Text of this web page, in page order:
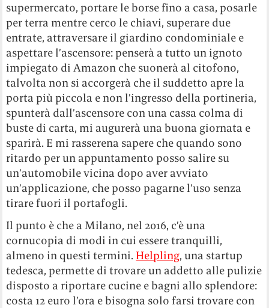
supermercato, portare le borse fino a casa, posarle
per terra mentre cerco le chiavi, superare due
entrate, attraversare il giardino condominiale e
aspettare l’ascensore: penserà a tutto un ignoto
impiegato di Amazon che suonerà al citofono,
talvolta non si accorgerà che il suddetto apre la
porta più piccola e non l’ingresso della portineria,
spunterà dall’ascensore con una cassa colma di
buste di carta, mi augurerà una buona giornata e
sparirà. E mi rasserena sapere che quando sono
ritardo per un appuntamento posso salire su
un’automobile vicina dopo aver avviato
un’applicazione, che posso pagarne l’uso senza
tirare fuori il portafogli.
Il punto è che a Milano, nel 2016, c’è una
cornucopia di modi in cui essere tranquilli,
almeno in questi termini. Helpling, una startup
tedesca, permette di trovare un addetto alle pulizie
disposto a riportare cucine e bagni allo splendore:
costa 12 euro l’ora e bisogna solo farsi trovare con